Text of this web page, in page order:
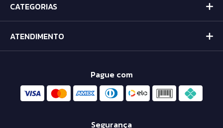
CATEGORIAS
ATENDIMENTO
Pague com
Segurança